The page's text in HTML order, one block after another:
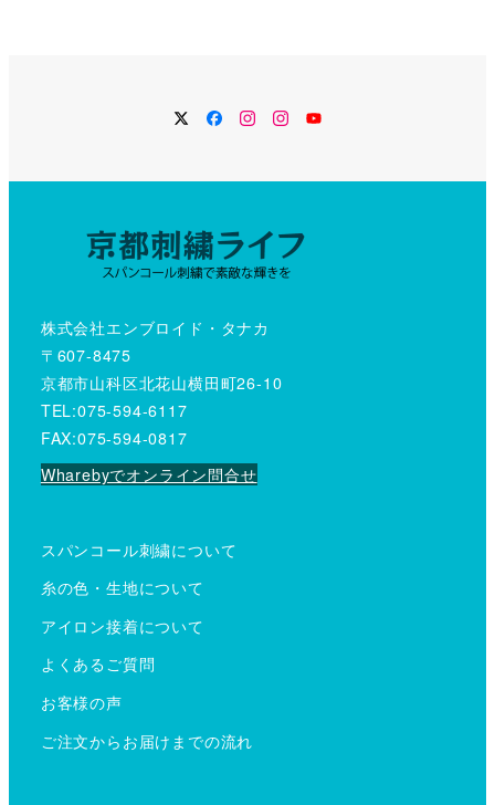
TwitterFacebook
Instagram
Instagram
YouTube
株式会社エンブロイド・タナカ
〒607-8475
京都市山科区北花山横田町26-10
TEL:075-594-6117
FAX:075-594-0817
Wharebyでオンライン問合せ
スパンコール刺繍について
糸の色・生地について
アイロン接着について
よくあるご質問
お客様の声
ご注文からお届けまでの流れ